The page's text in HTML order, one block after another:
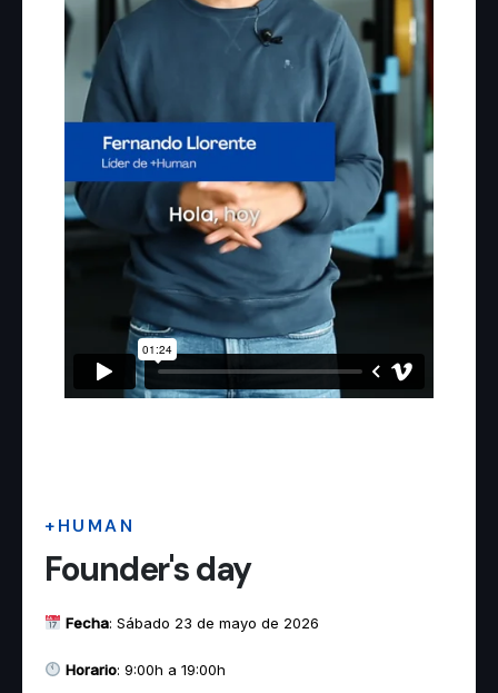
+HUMAN
Founder's day
Fecha: Sábado 23 de mayo de 2026
Horario: 9:00h a 19:00h